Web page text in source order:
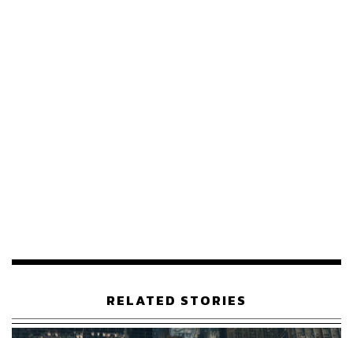
กองบรรณาธิการคัลเจอร์ สำนักข่าว THE
STANDARD
RELATED STORIES